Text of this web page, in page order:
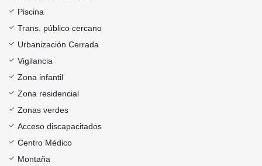
Piscina
Trans. público cercano
Urbanización Cerrada
Vigilancia
Zona infantil
Zona residencial
Zonas verdes
Acceso discapacitados
Centro Médico
Montaña